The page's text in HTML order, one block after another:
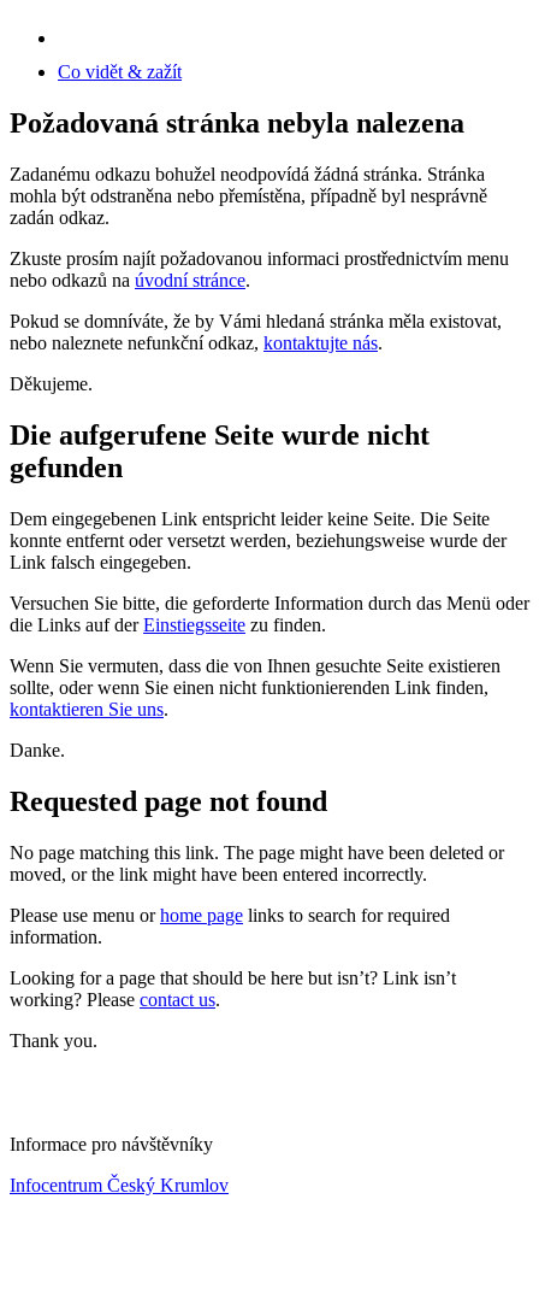
Co vidět & zažít
Požadovaná stránka nebyla nalezena
Zadanému odkazu bohužel neodpovídá žádná stránka. Stránka
mohla být odstraněna nebo přemístěna, případně byl nesprávně
zadán odkaz.
Zkuste prosím najít požadovanou informaci prostřednictvím menu
nebo odkazů na úvodní stránce.
Pokud se domníváte, že by Vámi hledaná stránka měla existovat,
nebo naleznete nefunkční odkaz, kontaktujte nás.
Děkujeme.
Die aufgerufene Seite wurde nicht
gefunden
Dem eingegebenen Link entspricht leider keine Seite. Die Seite
konnte entfernt oder versetzt werden, beziehungsweise wurde der
Link falsch eingegeben.
Versuchen Sie bitte, die geforderte Information durch das Menü oder
die Links auf derEinstiegsseite zu finden.
Wenn Sie vermuten, dass die von Ihnen gesuchte Seite existieren
sollte, oder wenn Sie einen nicht funktionierenden Link finden,
kontaktieren Sie uns.
Danke.
Requested page not found
No page matching this link. The page might have been deleted or
moved, or the link might have been entered incorrectly.
Please use menu orhome page links to search for required
information.
Looking for a page that should be here but isn’t? Link isn’t
working? Please contact us.
Thank you.
Informace pro návštěvníky
Infocentrum Český Krumlov